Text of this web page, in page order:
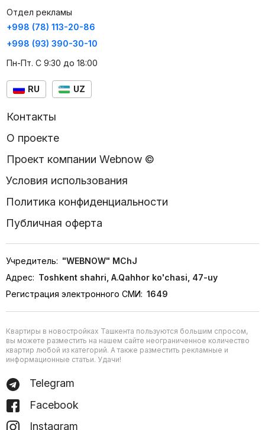
Отдел рекламы
+998 (78) 113-20-86
+998 (93) 390-30-10
Пн-Пт. С 9:30 до 18:00
RU UZ
Контакты
О проекте
Проект компании Webnow ©
Условия использования
Политика конфиденциальности
Публичная оферта
Учредитель: "WEBNOW" MChJ
Адрес: Toshkent shahri, A.Qahhor ko'chasi, 47-uy
Регистрация электронного СМИ: 1649
Квартиры в новостройках Ташкента пользуются большим спросом,
вы можете разместить на нашем сайте неограниченное количество
квартир любой из категорий. А также разместить рекламные и
информационные статьи. Удачи!
Telegram
Facebook
Instagram